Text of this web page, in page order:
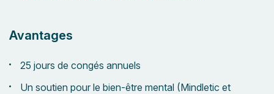
Avantages
25 jours de congés annuels
Un soutien pour le bien-être mental (Mindletic et